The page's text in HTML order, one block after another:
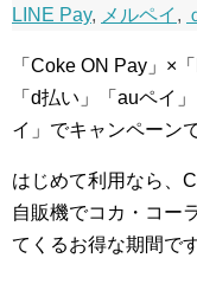
LINE Pay, メルペイ ,
「Coke ON Pay」×
「d払い」「auペイ
イ」でキャンペーン
はじめて利用なら、
自販機でコカ・コー
てくるお得な期間です